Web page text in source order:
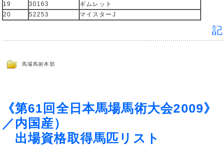
19
30163
ギムレット
20
52253 マイスターJ
馬場馬術本部
《第61回全日本馬場馬術大会2009
／内国産）
出場資格取得馬匹リスト